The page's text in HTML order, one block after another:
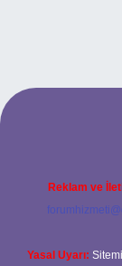
Reklam ve
Yasal Uyarı: